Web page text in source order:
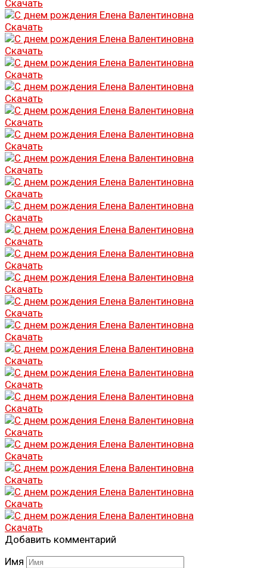
Скачать
Скачать
Скачать
Скачать
Скачать
Скачать
Скачать
Скачать
Скачать
Скачать
Скачать
Скачать
Скачать
Скачать
Скачать
Скачать
Скачать
Скачать
Скачать
Скачать
Скачать
Скачать
Скачать
Добавить комментарий
Имя